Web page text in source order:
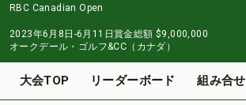
RBC Canadian Open
2023年6月8日-6月11日賞金総額 $9,000,000
オークデール・ゴルフ&CC（カナダ）
大会TOP リーダーボード 組み合せ